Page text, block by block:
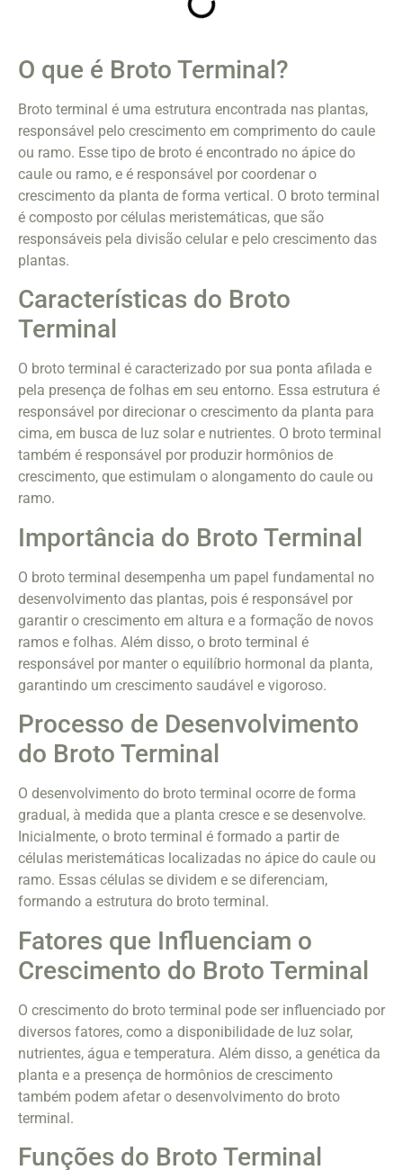
O que é Broto Terminal?
Broto terminal é uma estrutura encontrada nas plantas,
responsável pelo crescimento em comprimento do caule
ou ramo. Esse tipo de broto é encontrado no ápice do
caule ou ramo, e é responsável por coordenar o
crescimento da planta de forma vertical. O broto terminal
é composto por células meristemáticas, que são
responsáveis pela divisão celular e pelo crescimento das
plantas.
Características do Broto
Terminal
O broto terminal é caracterizado por sua ponta afilada e
pela presença de folhas em seu entorno. Essa estrutura é
responsável por direcionar o crescimento da planta para
cima, em busca de luz solar e nutrientes. O broto terminal
também é responsável por produzir hormônios de
crescimento, que estimulam o alongamento do caule ou
ramo.
Importância do Broto Terminal
O broto terminal desempenha um papel fundamental no
desenvolvimento das plantas, pois é responsável por
garantir o crescimento em altura e a formação de novos
ramos e folhas. Além disso, o broto terminal é
responsável por manter o equilíbrio hormonal da planta,
garantindo um crescimento saudável e vigoroso.
Processo de Desenvolvimento
do Broto Terminal
O desenvolvimento do broto terminal ocorre de forma
gradual, à medida que a planta cresce e se desenvolve.
Inicialmente, o broto terminal é formado a partir de
células meristemáticas localizadas no ápice do caule ou
ramo. Essas células se dividem e se diferenciam,
formando a estrutura do broto terminal.
Fatores que Influenciam o
Crescimento do Broto Terminal
O crescimento do broto terminal pode ser influenciado por
diversos fatores, como a disponibilidade de luz solar,
nutrientes, água e temperatura. Além disso, a genética da
planta e a presença de hormônios de crescimento
também podem afetar o desenvolvimento do broto
terminal.
Funções do Broto Terminal